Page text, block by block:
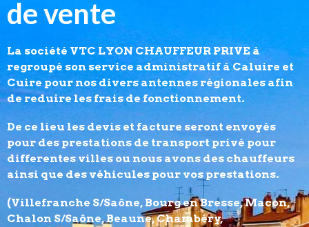
de vente
La société VTC LYON CHAUFFEUR PRIVE à
regroupé son service administratif à Caluire et
Cuire pour nos divers antennes régionales afin
de reduire les frais de fonctionnement.
De ce lieu les devis et facture seront envoyés
pour des prestations de transport privé pour
differentes villes ou nous avons des chauffeurs
ainsi que des véhicules pour vos prestations.
(Villefranche S/Saône, Bourg en Bresse, Macon,
Chalon S/Saône, Beaune, Chambéry,